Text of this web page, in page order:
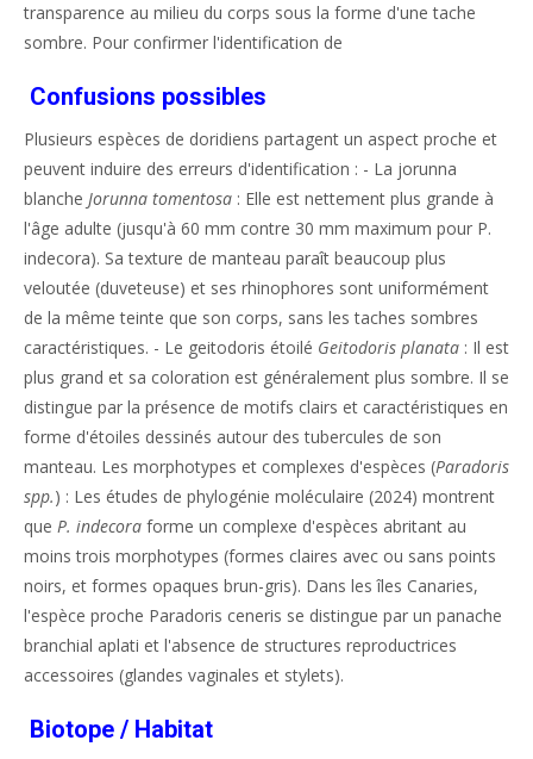
transparence au milieu du corps sous la forme d'une tache
sombre. Pour confirmer l'identification de
Confusions possibles
Plusieurs espèces de doridiens partagent un aspect proche et
peuvent induire des erreurs d'identification : - La jorunna
blanche Jorunna tomentosa : Elle est nettement plus grande à
l'âge adulte (jusqu'à 60 mm contre 30 mm maximum pour P.
indecora). Sa texture de manteau paraît beaucoup plus
veloutée (duveteuse) et ses rhinophores sont uniformément
de la même teinte que son corps, sans les taches sombres
caractéristiques. - Le geitodoris étoilé Geitodoris planata : Il est
plus grand et sa coloration est généralement plus sombre. Il se
distingue par la présence de motifs clairs et caractéristiques en
forme d'étoiles dessinés autour des tubercules de son
manteau. Les morphotypes et complexes d'espèces (Paradoris
spp.) : Les études de phylogénie moléculaire (2024) montrent
que P. indecora forme un complexe d'espèces abritant au
moins trois morphotypes (formes claires avec ou sans points
noirs, et formes opaques brun-gris). Dans les îles Canaries,
l'espèce proche Paradoris ceneris se distingue par un panache
branchial aplati et l'absence de structures reproductrices
accessoires (glandes vaginales et stylets).
Biotope / Habitat